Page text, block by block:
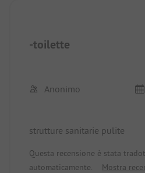
-toilette
Anonimo
strutture sanitarie pulite
Questa recensione è stata
automaticamente.
Mostra